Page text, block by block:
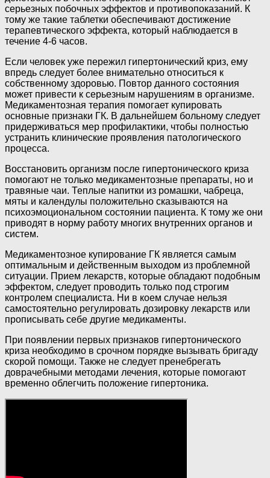
серьезных побочных эффектов и противопоказаний. К
тому же такие таблетки обеспечивают достижение
терапевтического эффекта, который наблюдается в
течение 4-6 часов.
Если человек уже пережил гипертонический криз, ему
впредь следует более внимательно относиться к
собственному здоровью. Повтор данного состояния
может привести к серьезным нарушениям в организме.
Медикаментозная терапия помогает купировать
основные признаки ГК. В дальнейшем больному следует
придерживаться мер профилактики, чтобы полностью
устранить клинические проявления патологического
процесса.
Восстановить организм после гипертонического криза
помогают не только медикаментозные препараты, но и
травяные чаи. Теплые напитки из ромашки, чабреца,
мяты и календулы положительно сказываются на
психоэмоциональном состоянии пациента. К тому же они
приводят в норму работу многих внутренних органов и
систем.
Медикаментозное купирование ГК является самым
оптимальным и действенным выходом из проблемной
ситуации. Прием лекарств, которые обладают подобным
эффектом, следует проводить только под строгим
контролем специалиста. Ни в коем случае нельзя
самостоятельно регулировать дозировку лекарств или
прописывать себе другие медикаменты.
При появлении первых признаков гипертонического
криза необходимо в срочном порядке вызывать бригаду
скорой помощи. Также не следует пренебрегать
доврачебными методами лечения, которые помогают
временно облегчить положение гипертоника.